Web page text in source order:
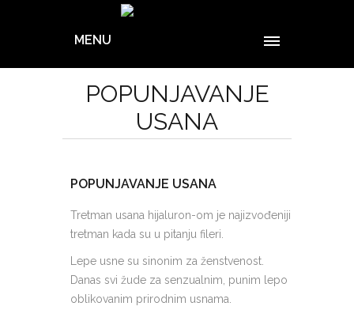
MENU
POPUNJAVANJE
USANA
POPUNJAVANJE USANA
Tretman usana hijaluron-om je najizvođeniji
tretman kada su u pitanju fileri.
Lepe usne su sinonim za ženstvenost.
Danas svi žude za senzualnim, punim lepo
oblikovanim prirodnim usnama.